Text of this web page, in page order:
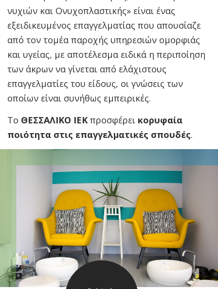
νυχιών και Ονυχοπλαστικής» είναι ένας
εξειδικευμένος επαγγελματίας που απουσίαζε
από τον τομέα παροχής υπηρεσιών ομορφιάς
και υγείας, με αποτέλεσμα ειδικά η περιποίηση
των άκρων να γίνεται από ελάχιστους
επαγγελματίες του είδους, οι γνώσεις των
οποίων είναι συνήθως εμπειρικές.
Το ΘΕΣΣΑΛΙΚΟ ΙΕΚ προσφέρει κορυφαία
ποιότητα στις επαγγελματικές σπουδές.